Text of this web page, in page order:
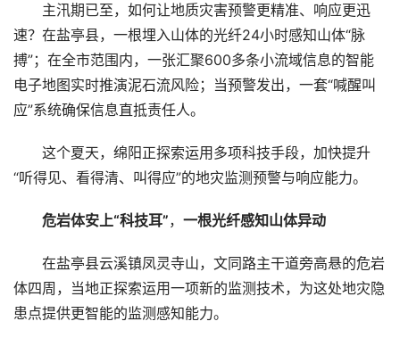
主汛期已至，如何让地质灾害预警更精准、响应更迅
速？在盐亭县，一根埋入山体的光纤24小时感知山体“脉
搏”；在全市范围内，一张汇聚600多条小流域信息的智能
电子地图实时推演泥石流风险；当预警发出，一套“喊醒叫
应”系统确保信息直抵责任人。
这个夏天，绵阳正探索运用多项科技手段，加快提升
“听得见、看得清、叫得应”的地灾监测预警与响应能力。
危岩体安上“科技耳”， 一根光纤感知山体异动
在盐亭县云溪镇凤灵寺山，文同路主干道旁高悬的危岩
体四周，当地正探索运用一项新的监测技术，为这处地灾隐
患点提供更智能的监测感知能力。